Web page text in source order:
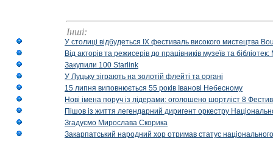
Інші:
У столиці відбудеться IX фестиваль високого мистецтва
Від акторів та режисерів до працівників музеїв та
Закупили 100 Starlink
У Луцьку зіграють на золотій флейті та органі
15 липня виповнюється 55 років Іванові Небесному
Нові імена поруч із лідерами: оголошено шортліст 8
Пішов із життя легендарний диригент оркестру
Згадуємо Мирослава Скорика
Закарпатський народний хор отримав статус національного